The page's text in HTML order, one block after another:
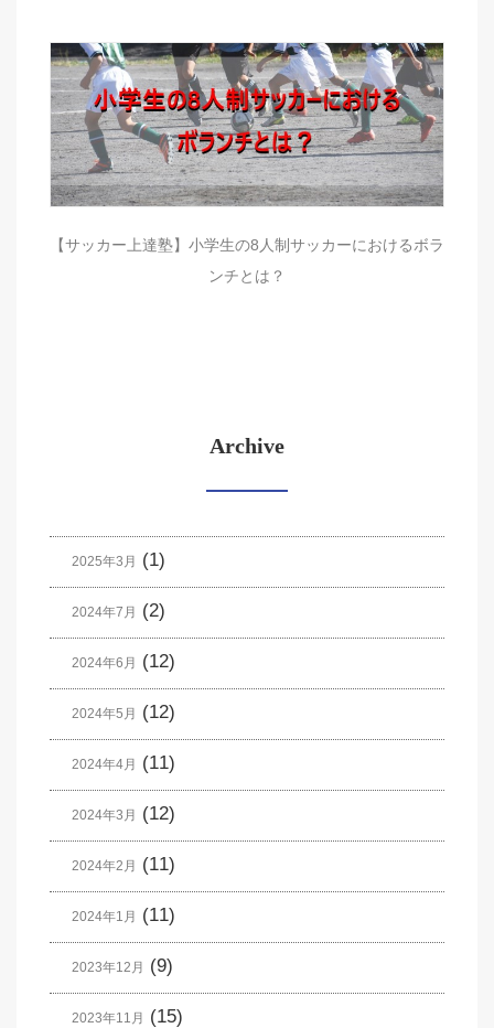
【サッカー上達塾】小学生の8人制サッカーにおけるボラ
ンチとは？
Archive
2025年3月 (1)
2024年7月 (2)
2024年6月 (12)
2024年5月 (12)
2024年4月 (11)
2024年3月 (12)
2024年2月 (11)
2024年1月 (11)
2023年12月 (9)
2023年11月 (15)